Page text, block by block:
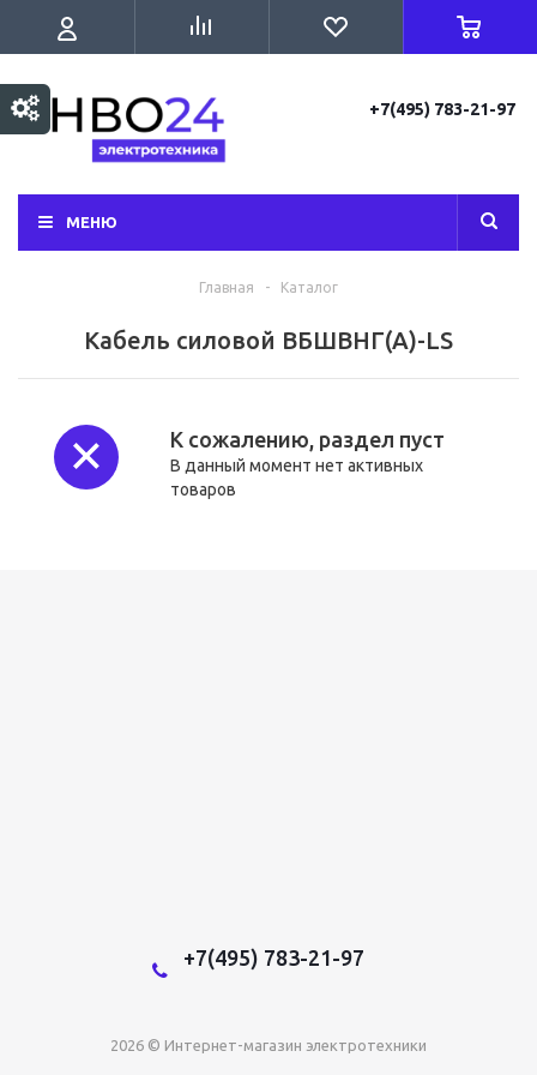
+7(495) 783-21-97
МЕНЮ
Главная - Каталог
Кабель силовой ВБШВНГ(А)-LS
К сожалению, раздел пуст
В данный момент нет активных
товаров
+7(495) 783-21-97
2026 © Интернет-магазин электротехники